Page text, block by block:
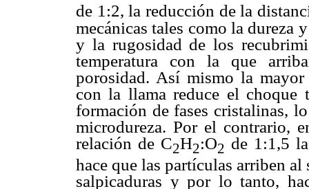
de 1:2, la reducción de la
mecánicas tales como la dureza
y la rugosidad de los
temperatura con la que
porosidad. Así mismo la
con la llama reduce el choque
formación de fases cristalinas,
microdureza. Por el contrario,
relación de C2H2:O2 de 1:1,5
hace que las partículas arriben
salpicaduras y por lo tanto,